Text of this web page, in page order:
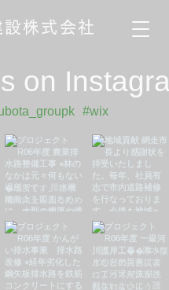
設株式会社
on
#wix